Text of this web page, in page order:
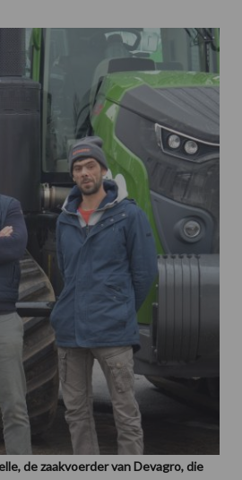
de zaakvoerder van Devagro, die